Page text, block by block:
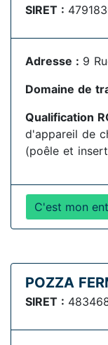
SIRET :
Adresse : 9
Domaine de
Qualification
d'appareil de
(poêle et
C'est mon
POZZA
SIRET :